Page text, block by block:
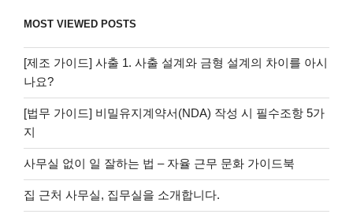
MOST VIEWED POSTS
[제조 가이드] 사출 1. 사출 설계와 금형 설계의 차이를 아시
나요?
[법무 가이드] 비밀유지계약서(NDA) 작성 시 필수조항 5가
지
사무실 없이 일 잘하는 법 – 자율 근무 문화 가이드북
집 근처 사무실, 집무실을 소개합니다.